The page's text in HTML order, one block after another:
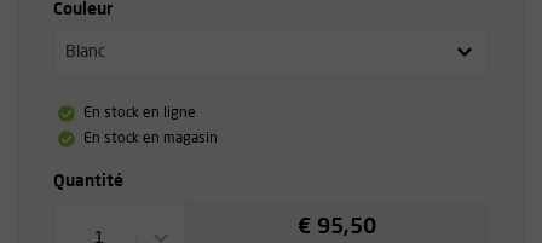
Couleur
Blanc
En stock en ligne
En stock en magasin
Quantité
1
€ 95,50